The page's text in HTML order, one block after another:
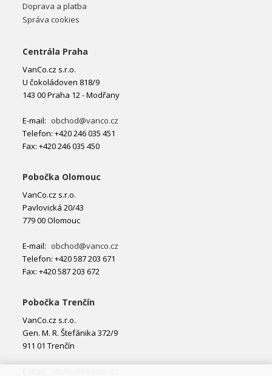
Doprava a platba
Správa cookies
Centrála Praha
VanCo.cz s.r.o.
U čokoládoven 818/9
143 00 Praha 12 - Modřany
E-mail: obchod@vanco.cz
Telefon: +420 246 035 451
Fax: +420 246 035 450
Pobočka Olomouc
VanCo.cz s.r.o.
Pavlovická 20/43
779 00 Olomouc
E-mail: obchod@vanco.cz
Telefon: +420 587 203 671
Fax: +420 587 203 672
Pobočka Trenčín
VanCo.cz s.r.o.
Gen. M. R. Štefánika 372/9
911 01 Trenčín